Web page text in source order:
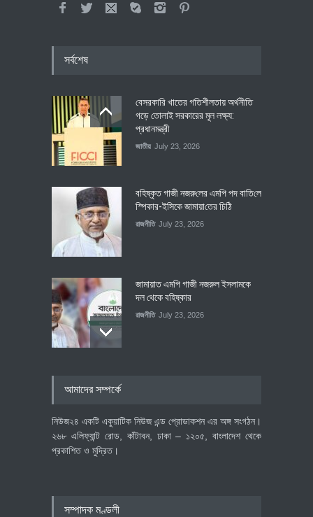
সর্বশেষ
বেসরকারি খাতের গতিশীলতায় অর্থনীতি
গড়ে তোলাই সরকারের মূল লক্ষ্য:
প্রধানমন্ত্রী
জাতীয় July 23, 2026
বহিষ্কৃত গাজী নজরু‌লের এম‌পি পদ বা‌তি‌লে
স্পিকার-ইসিকে জামায়া‌তের চি‌ঠি
রাজনীতি July 23, 2026
জামায়াত এমপি গাজী নজরুল ইসলামকে
দল থেকে বহিষ্কার
রাজনীতি July 23, 2026
আমাদের সম্পর্কে
নিউজ২৪ একটি একুয়াটিক নিউজ এন্ড প্রোডাকশন এর অঙ্গ সংগঠন।
২৬৮ এলিফ্যান্ট রোড, কাঁটাবন, ঢাকা – ১২০৫, বাংলাদেশ থেকে
প্রকাশিত ও মুদ্রিত।
সম্পাদক মণ্ডলী